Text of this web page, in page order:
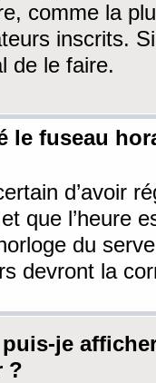
comme la
inscrits.
de le faire.
le fuseau
d’avoir
que l’heure
du
devront la
je
?